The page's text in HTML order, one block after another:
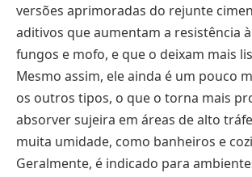
versões aprimoradas do rejunte
aditivos que aumentam a resistência
fungos e mofo, e que o deixam mais
Mesmo assim, ele ainda é um pouco
os outros tipos, o que o torna mais
absorver sujeira em áreas de alto
muita umidade, como banheiros e
Geralmente, é indicado para